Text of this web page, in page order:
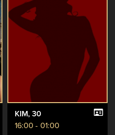
KIM, 30
16:00 - 01:00